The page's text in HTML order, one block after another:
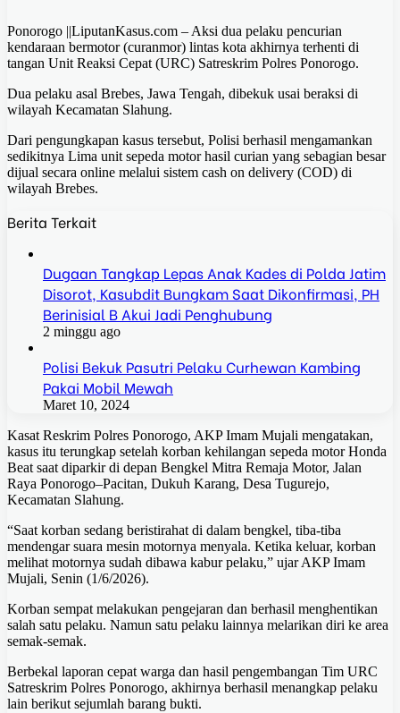
Ponorogo ||LiputanKasus.com – Aksi dua pelaku pencurian
kendaraan bermotor (curanmor) lintas kota akhirnya terhenti di
tangan Unit Reaksi Cepat (URC) Satreskrim Polres Ponorogo.
Dua pelaku asal Brebes, Jawa Tengah, dibekuk usai beraksi di
wilayah Kecamatan Slahung.
Dari pengungkapan kasus tersebut, Polisi berhasil mengamankan
sedikitnya Lima unit sepeda motor hasil curian yang sebagian besar
dijual secara online melalui sistem cash on delivery (COD) di
wilayah Brebes.
Berita Terkait
Dugaan Tangkap Lepas Anak Kades di Polda Jatim
Disorot, Kasubdit Bungkam Saat Dikonfirmasi, PH
Berinisial B Akui Jadi Penghubung
2 minggu ago
Polisi Bekuk Pasutri Pelaku Curhewan Kambing
Pakai Mobil Mewah
Maret 10, 2024
Kasat Reskrim Polres Ponorogo, AKP Imam Mujali mengatakan,
kasus itu terungkap setelah korban kehilangan sepeda motor Honda
Beat saat diparkir di depan Bengkel Mitra Remaja Motor, Jalan
Raya Ponorogo–Pacitan, Dukuh Karang, Desa Tugurejo,
Kecamatan Slahung.
“Saat korban sedang beristirahat di dalam bengkel, tiba-tiba
mendengar suara mesin motornya menyala. Ketika keluar, korban
melihat motornya sudah dibawa kabur pelaku,” ujar AKP Imam
Mujali, Senin (1/6/2026).
Korban sempat melakukan pengejaran dan berhasil menghentikan
salah satu pelaku. Namun satu pelaku lainnya melarikan diri ke area
semak-semak.
Berbekal laporan cepat warga dan hasil pengembangan Tim URC
Satreskrim Polres Ponorogo, akhirnya berhasil menangkap pelaku
lain berikut sejumlah barang bukti.